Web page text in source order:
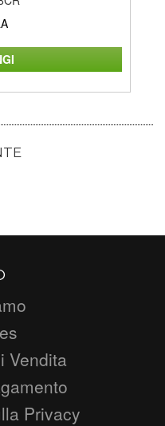
Vendita
Privacy